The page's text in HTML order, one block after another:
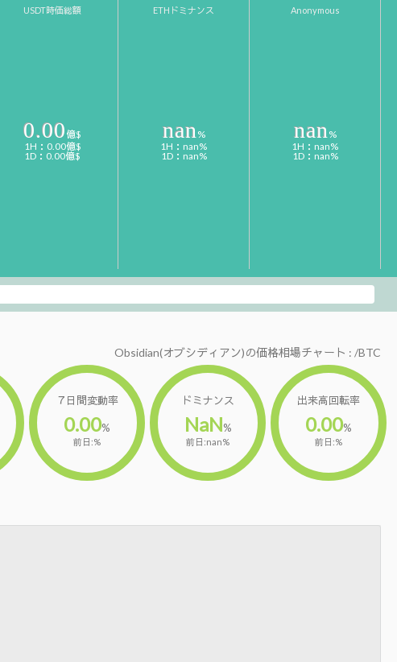
USDT時価総額 ETHドミナンス Anonymous
0.00 億$
1H：0.00億$
1D：0.00億$
nan %
1H：nan%
1D：nan%
nan %
1H：nan%
1D：nan%
Obsidian(オブシディアン)の価格相場チャート : /BTC
７日間変動率
0.00%
前日:%
ドミナンス
NaN%
前日:nan%
出来高回転率
0.00%
前日:%